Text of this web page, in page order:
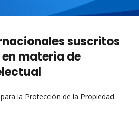
suscritos
materia de
la Protección de la Propiedad